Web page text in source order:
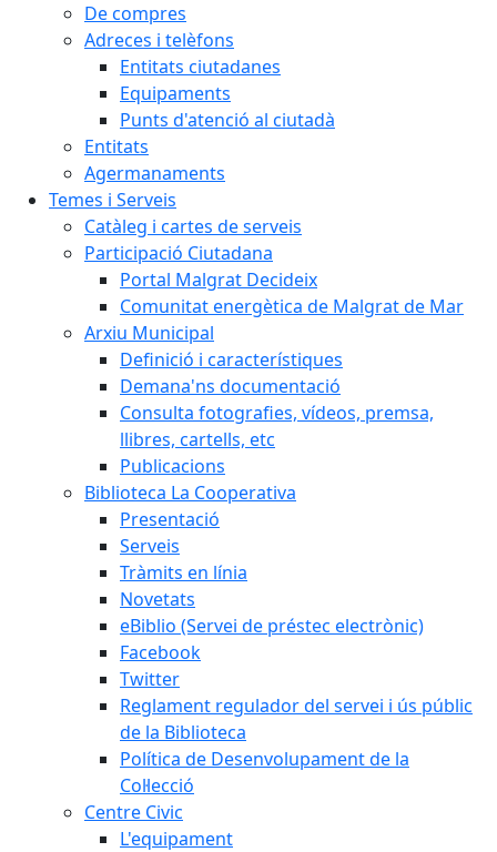
De compres
Adreces i telèfons
Entitats ciutadanes
Equipaments
Punts d'atenció al ciutadà
Entitats
Agermanaments
Temes i Serveis
Catàleg i cartes de serveis
Participació Ciutadana
Portal Malgrat Decideix
Comunitat energètica de Malgrat de Mar
Arxiu Municipal
Definició i característiques
Demana'ns documentació
Consulta fotografies, vídeos, premsa,
llibres, cartells, etc
Publicacions
Biblioteca La Cooperativa
Presentació
Serveis
Tràmits en línia
Novetats
eBiblio (Servei de préstec electrònic)
Facebook
Twitter
Reglament regulador del servei i ús públic
de la Biblioteca
Política de Desenvolupament de la
Col·lecció
Centre Civic
L'equipament